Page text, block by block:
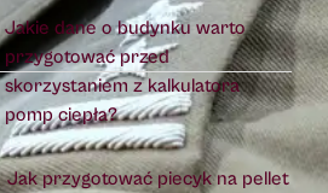
Jakie dane o budynku warto
przygotować przed
skorzystaniem z kalkulatora
pomp ciepła?
Jak przygotować piecyk na pellet